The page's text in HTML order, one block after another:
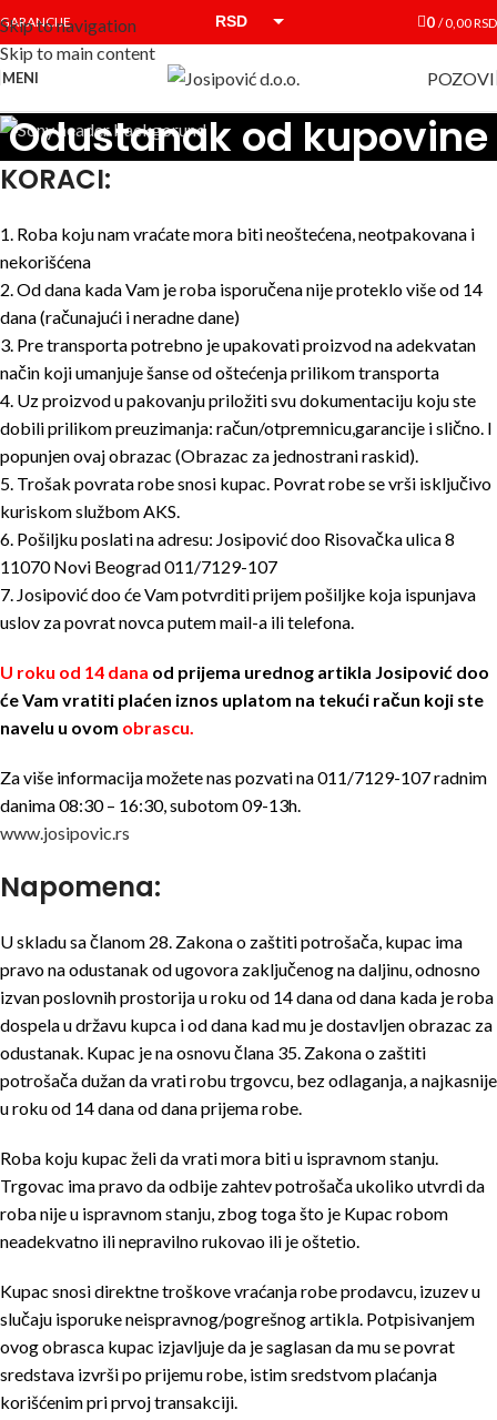
Skip to navigation
Skip to main content
GARANCIJE RSD 0 /0,00RSD
MENI POZOVI
Odustanak od kupovine
KORACI:
1. Roba koju nam vraćate mora biti neoštećena, neotpakovana i
nekorišćena
2. Od dana kada Vam je roba isporučena nije proteklo više od 14
dana (računajući i neradne dane)
3. Pre transporta potrebno je upakovati proizvod na adekvatan
način koji umanjuje šanse od oštećenja prilikom transporta
4. Uz proizvod u pakovanju priložiti svu dokumentaciju koju ste
dobili prilikom preuzimanja: račun/otpremnicu,garancije i slično. I
popunjen ovaj obrazac (Obrazac za jednostrani raskid).
5. Trošak povrata robe snosi kupac. Povrat robe se vrši isključivo
kuriskom službom AKS.
6. Pošiljku poslati na adresu: Josipović doo Risovačka ulica 8
11070 Novi Beograd 011/7129-107
7. Josipović doo će Vam potvrditi prijem pošiljke koja ispunjava
uslov za povrat novca putem mail-a ili telefona.
U roku od 14 dana od prijema urednog artikla Josipović doo
će Vam vratiti plaćen iznos uplatom na tekući račun koji ste
navelu u ovom obrascu.
Za više informacija možete nas pozvati na 011/7129-107 radnim
danima 08:30 – 16:30, subotom 09-13h.
www.josipovic.rs
Napomena:
U skladu sa članom 28. Zakona o zaštiti potrošača, kupac ima
pravo na odustanak od ugovora zaključenog na daljinu, odnosno
izvan poslovnih prostorija u roku od 14 dana od dana kada je roba
dospela u državu kupca i od dana kad mu je dostavljen obrazac za
odustanak. Kupac je na osnovu člana 35. Zakona o zaštiti
potrošača dužan da vrati robu trgovcu, bez odlaganja, a najkasnije
u roku od 14 dana od dana prijema robe.
Roba koju kupac želi da vrati mora biti u ispravnom stanju.
Trgovac ima pravo da odbije zahtev potrošača ukoliko utvrdi da
roba nije u ispravnom stanju, zbog toga što je Kupac robom
neadekvatno ili nepravilno rukovao ili je oštetio.
Kupac snosi direktne troškove vraćanja robe prodavcu, izuzev u
slučaju isporuke neispravnog/pogrešnog artikla. Potpisivanjem
ovog obrasca kupac izjavljuje da je saglasan da mu se povrat
sredstava izvrši po prijemu robe, istim sredstvom plaćanja
korišćenim pri prvoj transakciji.